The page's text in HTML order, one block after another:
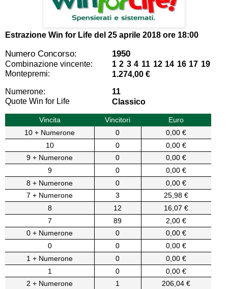
Estrazione Win for Life del 25 aprile 2018 ore 18:00
Numero Concorso: 1950
Combinazione vincente:
1 2 3 4 11 12 14 16 17 19
Montepremi:
1.274,00 €
Numerone:
11
Quote Win for Life
Classico
Vincita Vincitori
Euro
10 + Numerone
0
0,00 €
10
0
0,00 €
9 + Numerone
0
0,00 €
9
0
0,00 €
8 + Numerone
0
0,00 €
7 + Numerone
3
25,98 €
8
12
16,07 €
7
89
2,00 €
0 + Numerone
0
0,00 €
0
0
0,00 €
1 + Numerone
0
0,00 €
1
0
0,00 €
2 + Numerone
1
206,04 €